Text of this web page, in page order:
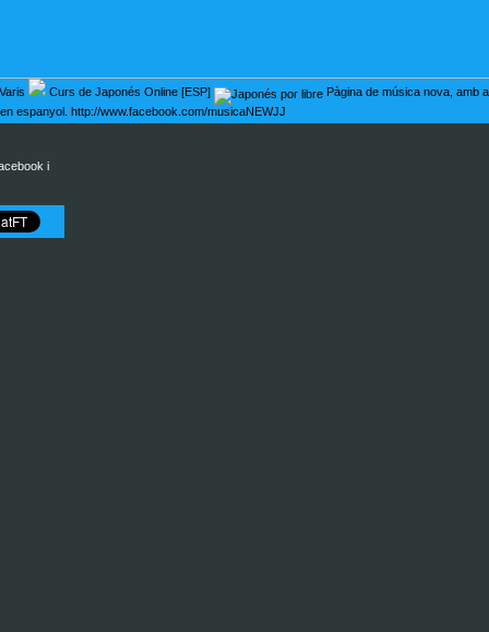
Varis Curs de Japonés Online [ESP]
Pàgina de música nova, amb
espanyol. http://www.facebook.com/musicaNEWJJ
i